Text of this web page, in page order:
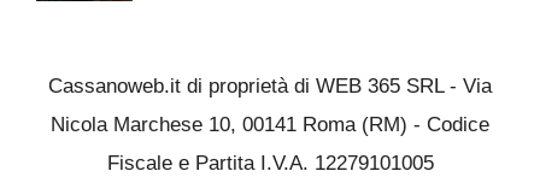
Cassanoweb.it di proprietà di WEB 365 SRL - Via
Nicola Marchese 10, 00141 Roma (RM) - Codice
Fiscale e Partita I.V.A. 12279101005